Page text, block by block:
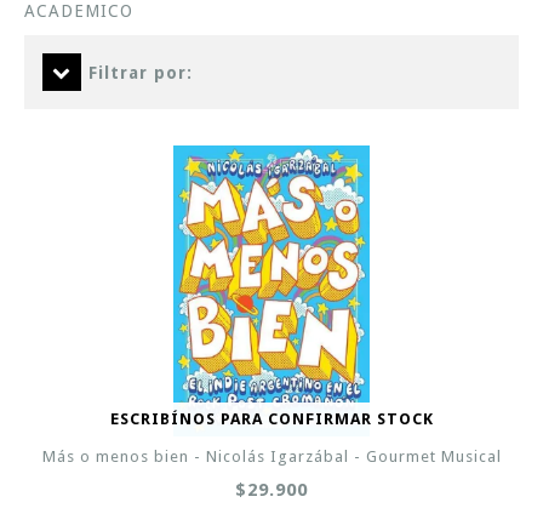
ACADEMICO
Filtrar por:
ESCRIBÍNOS PARA CONFIRMAR STOCK
Más o menos bien - Nicolás Igarzábal - Gourmet Musical
$29.900